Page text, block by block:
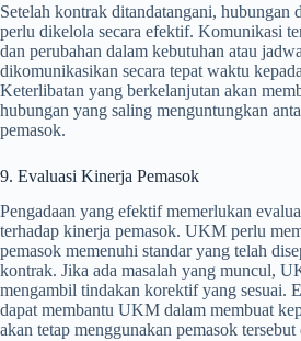
Setelah kontrak ditandatangani, hubungan
perlu dikelola secara efektif. Komunikasi
dan perubahan dalam kebutuhan atau
dikomunikasikan secara tepat waktu
Keterlibatan yang berkelanjutan akan
hubungan yang saling menguntungkan
pemasok.
9. Evaluasi Kinerja Pemasok
Pengadaan yang efektif memerlukan
terhadap kinerja pemasok. UKM perlu
pemasok memenuhi standar yang telah
kontrak. Jika ada masalah yang muncul,
mengambil tindakan korektif yang sesuai.
dapat membantu UKM dalam membuat
akan tetap menggunakan pemasok tersebut